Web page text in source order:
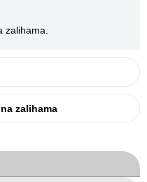
zalihama.
zalihama